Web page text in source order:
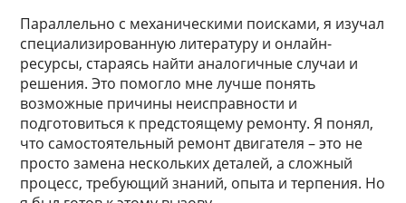
Параллельно с механическими поисками, я изучал
специализированную литературу и онлайн-
ресурсы, стараясь найти аналогичные случаи и
решения. Это помогло мне лучше понять
возможные причины неисправности и
подготовиться к предстоящему ремонту. Я понял,
что самостоятельный ремонт двигателя – это не
просто замена нескольких деталей, а сложный
процесс, требующий знаний, опыта и терпения. Но